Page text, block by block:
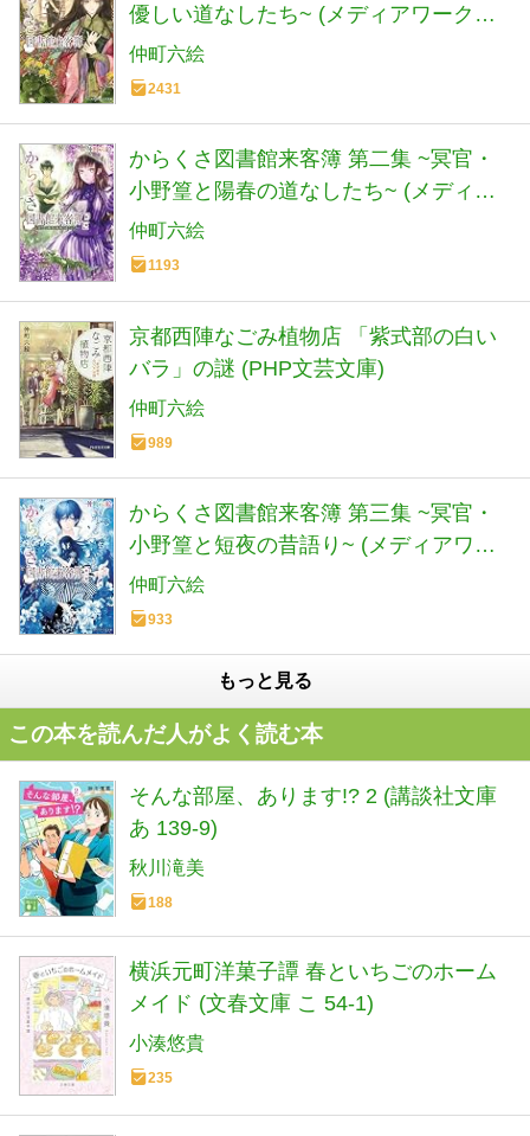
優しい道なしたち~ (メディアワークス
文庫)
仲町六絵
2431
からくさ図書館来客簿 第二集 ~冥官・
小野篁と陽春の道なしたち~ (メディア
ワークス文庫)
仲町六絵
1193
京都西陣なごみ植物店 「紫式部の白い
バラ」の謎 (PHP文芸文庫)
仲町六絵
989
からくさ図書館来客簿 第三集 ~冥官・
小野篁と短夜の昔語り~ (メディアワー
クス文庫)
仲町六絵
933
もっと見る
この本を読んだ人がよく読む本
そんな部屋、あります!? 2 (講談社文庫
あ 139-9)
秋川滝美
188
横浜元町洋菓子譚 春といちごのホーム
メイド (文春文庫 こ 54-1)
小湊悠貴
235